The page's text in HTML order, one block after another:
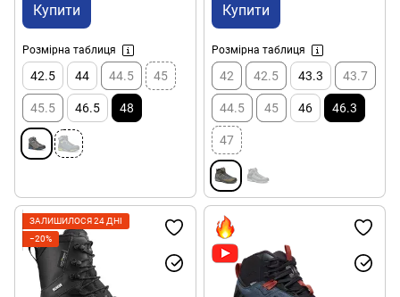
Купити
Розмірна таблиця
42.5 44 44.5 45
45.5 46.5 48
Купити
Розмірна таблиця
42 42.5 43.3 43.7
44.5 45 46 46.3
47
ЗАЛИШИЛОСЯ 24 ДНІ
−20%